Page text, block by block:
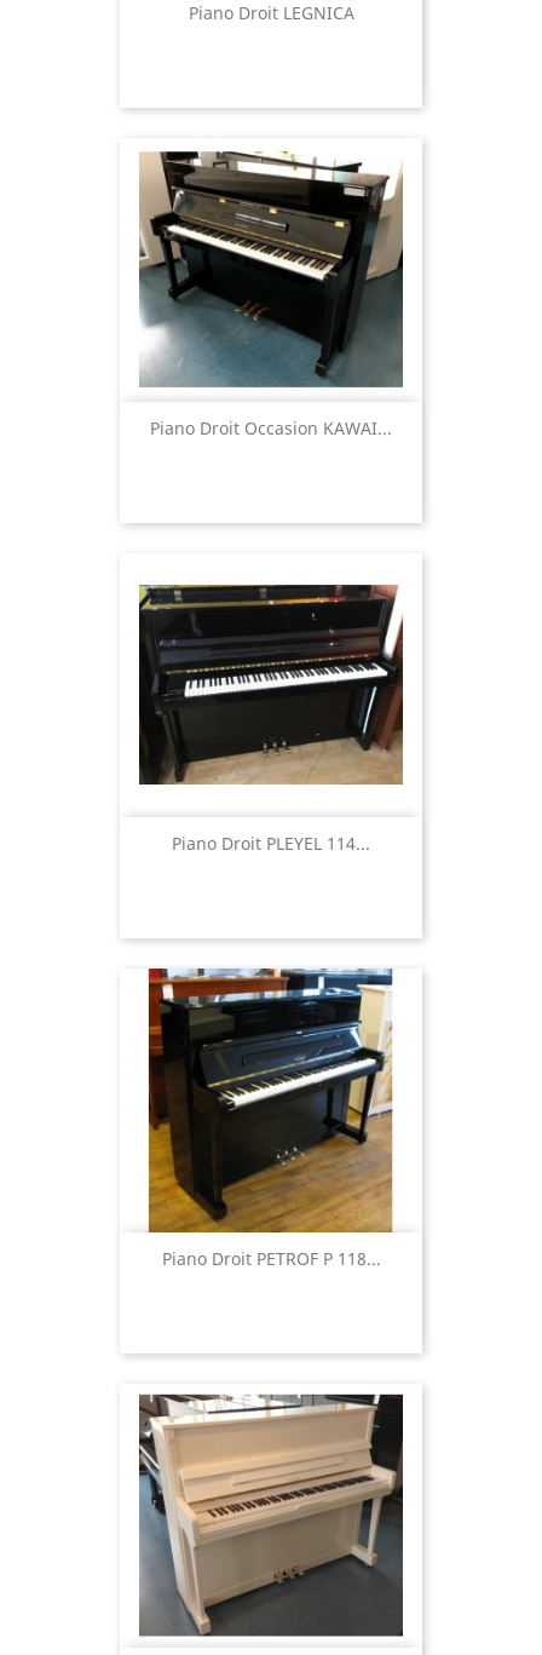
Piano Droit LEGNICA
Piano Droit Occasion KAWAI...
Piano Droit PLEYEL 114...
Piano Droit PETROF P 118...